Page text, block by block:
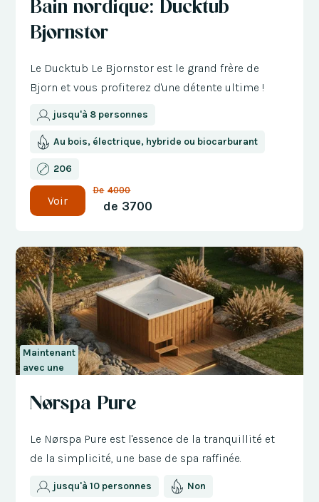
Bain nordique: Ducktub
Bjornstor
Le Ducktub Le Bjornstor est le grand frère de
Bjorn et vous profiterez d'une détente ultime !
jusqu'à 8 personnes
Au bois, électrique, hybride ou biocarburant
206
Voir
De 4000
de 3700
Maintenant
avec une
de 300 €
Nørspa Pure
Le Nørspa Pure est l'essence de la tranquillité et
de la simplicité, une base de spa raffinée.
jusqu'à 10 personnes Non